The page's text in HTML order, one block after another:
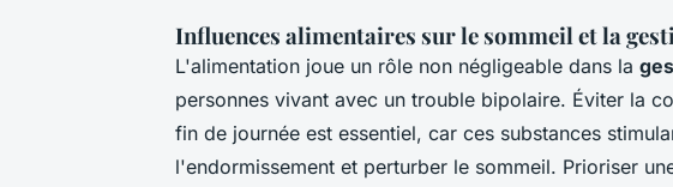
Influences alimentaires sur le sommeil et la
L'alimentation joue un rôle non négligeable dans la
personnes vivant avec un trouble bipolaire. Éviter la
fin de journée est essentiel, car ces substances
l'endormissement et perturber le sommeil. Prioriser